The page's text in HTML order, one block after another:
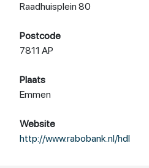
Raadhuisplein 80
Postcode
7811 AP
Plaats
Emmen
Website
http://www.rabobank.nl/hdl